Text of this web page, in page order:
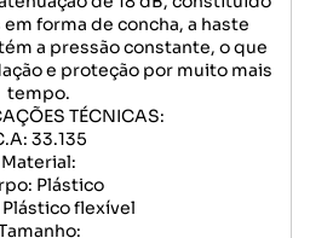
forma de concha, a haste
a pressão constante, o que
e proteção por muito mais
tempo.
TÉCNICAS:
33.135
Material:
Plástico
flexível